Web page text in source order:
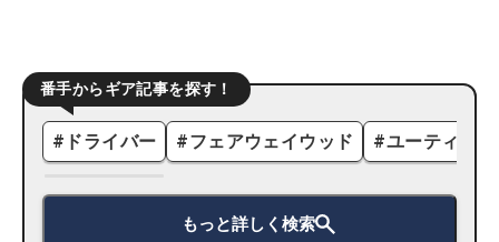
番手からギア記事を探す！
# ドライバー #フェアウェイウッド #ユーティリ
もっと詳しく検索